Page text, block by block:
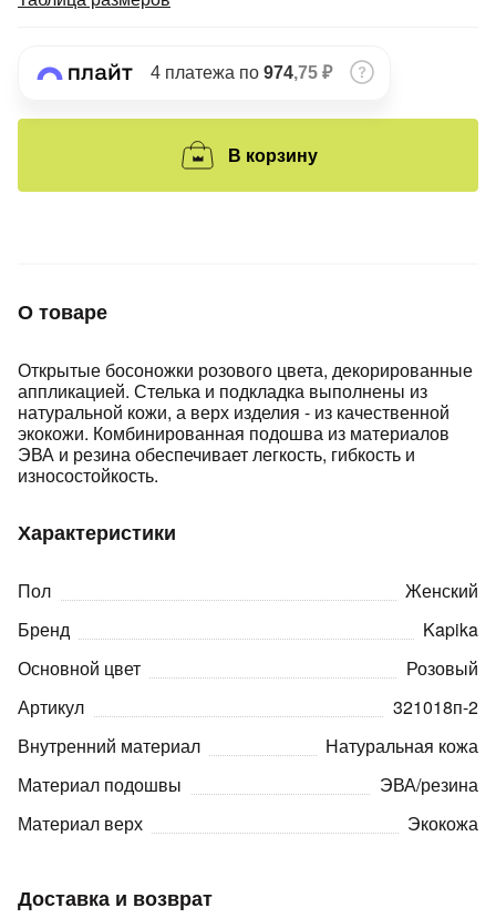
4 платежа по 974,75 ₽
В корзину
Доставка и возврат
О товаре
Открытые босоножки розового цвета, декорированные
аппликацией. Стелька и подкладка выполнены из
натуральной кожи, а верх изделия - из качественной
экокожи. Комбинированная подошва из материалов
ЭВА и резина обеспечивает легкость, гибкость и
износостойкость.
Характеристики
Пол
Женский
Бренд
Kapika
Основной цвет
Розовый
Артикул
321018п-2
Внутренний материал
Натуральная кожа
Материал подошвы
ЭВА/резина
Материал верх
Экокожа
раз в 2 недели
Остались вопросы?
8 800 302-02-51